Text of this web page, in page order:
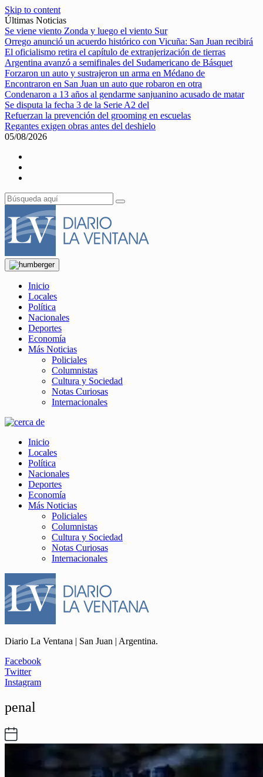
Skip to content
Últimas Noticias
Se viene viento Zonda y luego el viento Sur
Orrego anunció un acuerdo histórico con Vicuña: San Juan recibirá
El oficialismo retira el capítulo de extranjerización de tierras
Argentina avanzó a semifinales del Sudamericano de Básquet
Forzaron un auto y sustrajeron un arma en Médano de
Encontraron en San Juan un auto que robaron en otra
Condenaron a 13 años al gendarme sanjuanino acusado de matar
Se disputa la fecha 3 de la Serie A2 del
Refuerzan la prevención del grooming en escuelas
Regantes exigen obras antes del deshielo
05/08/2026
Inicio
Locales
Política
Nacionales
Deportes
Economía
Más Noticias
Policiales
Columnistas
Cultura y Sociedad
Notas Curiosas
Internacionales
Inicio
Locales
Política
Nacionales
Deportes
Economía
Más Noticias
Policiales
Columnistas
Cultura y Sociedad
Notas Curiosas
Internacionales
Diario La Ventana | San Juan | Argentina.
Facebook
Twitter
Instagram
penal